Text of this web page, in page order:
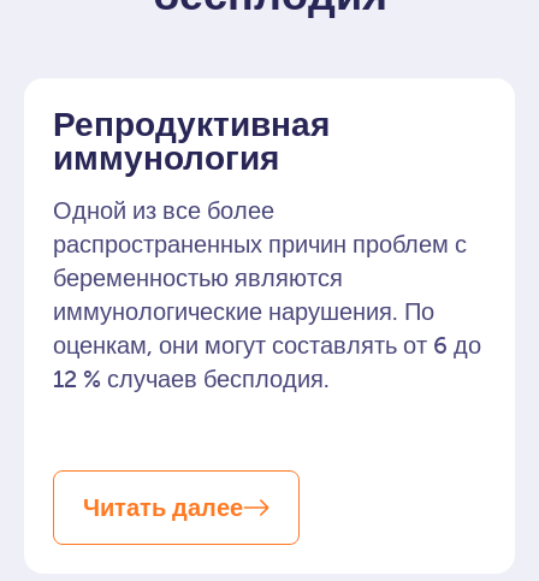
Репродуктивная
иммунология
Одной из все более
распространенных причин проблем с
беременностью являются
иммунологические нарушения. По
оценкам, они могут составлять от 6 до
12 % случаев бесплодия.
Читать далее